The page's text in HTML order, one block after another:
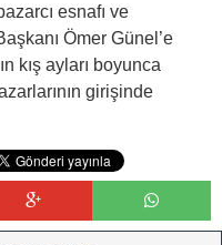
esnafı ve
Ömer Günel’e
kış ayları boyunca
girişinde